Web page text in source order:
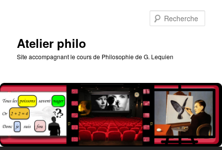
Atelier philo
Site accompagnant le cours de Philosophie de G. Lequien